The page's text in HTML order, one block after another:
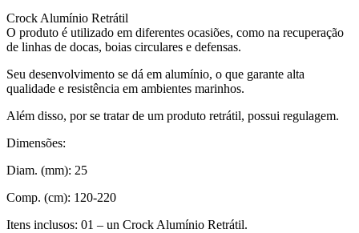
Crock Alumínio Retrátil
O produto é utilizado em diferentes ocasiões, como na recuperação
de linhas de docas, boias circulares e defensas.
Seu desenvolvimento se dá em alumínio, o que garante alta
qualidade e resistência em ambientes marinhos.
Além disso, por se tratar de um produto retrátil, possui regulagem.
Dimensões:
Diam. (mm): 25
Comp. (cm): 120-220
Itens inclusos: 01 – un Crock Alumínio Retrátil.